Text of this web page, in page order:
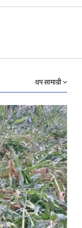
थप सामाग्री